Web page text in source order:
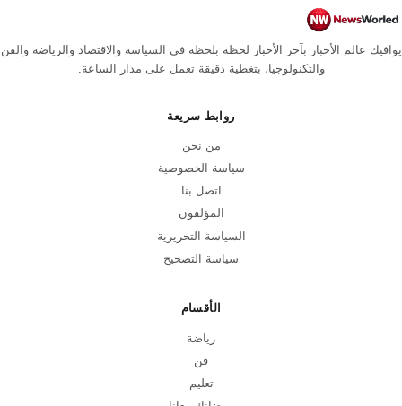
يوافيك عالم الأخبار بآخر الأخبار لحظة بلحظة في السياسة والاقتصاد والرياضة والفن
والتكنولوجيا، بتغطية دقيقة تعمل على مدار الساعة.
روابط سريعة
من نحن
سياسة الخصوصية
اتصل بنا
المؤلفون
السياسة التحريرية
سياسة التصحيح
الأقسام
رياضة
فن
تعليم